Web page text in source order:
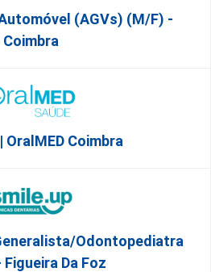
(AGVs) (m/f) -
Coimbra
OralMED Coimbra
Odontopediatra
Da Foz